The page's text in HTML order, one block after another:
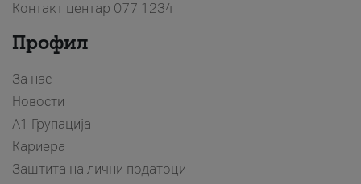
Контакт центар 077 1234
Профил
За нас
Новости
А1 Групација
Кариера
Заштита на лични податоци